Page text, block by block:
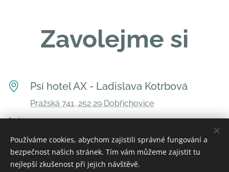
Zavolejme si
Psí hotel AX - Ladislava Kotrbová
Pražská 741, 252 29 Dobřichovice
info@psihotelax.cz
Používáme cookies, abychom zajistili správné fungování a
bezpečnost našich stránek. Tím vám můžeme zajistit tu
nejlepší zkušenost při jejich návštěvě.